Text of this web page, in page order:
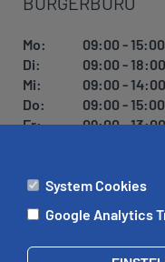
Mo:
09:00 -
Di:
09:00 -
Mi:
09:00 -
Do:
09:00 -
Fr:
09:00 -
ÄMTER
Di:
09:00 -
System Cookies
Google Analytics